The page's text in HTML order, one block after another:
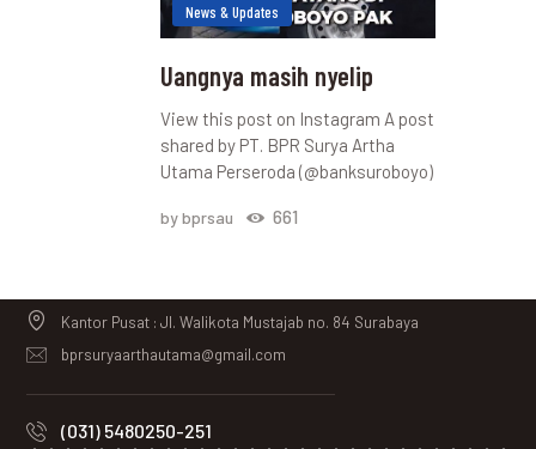
News & Updates
Uangnya masih nyelip
View this post on Instagram A post
shared by PT. BPR Surya Artha
Utama Perseroda (@banksuroboyo)
by bprsau 661
Kantor Pusat : Jl. Walikota Mustajab no. 84 Surabaya
bprsuryaarthautama@gmail.com
(031) 5480250-251